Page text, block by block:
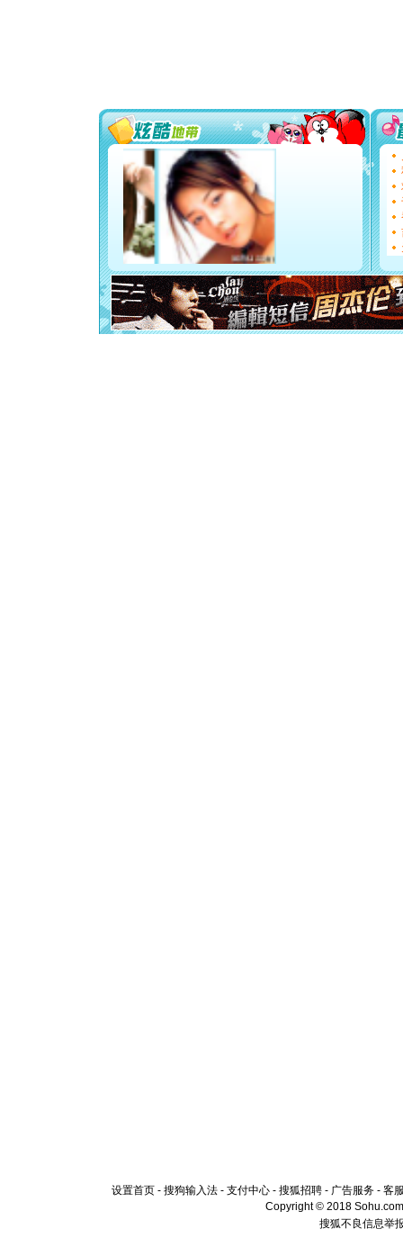
[春节]传
片叶子
送你一棵
[圣诞节]
你太多
要平安
[圣诞节]
能正大
都要快乐
[圣诞节]
如意,快
[元旦]看
断电。爱
你是我专
[元旦]如
设置首页 - 搜狗输入法 - 支付中心 - 搜狐招聘 - 广告服务 - 客
Copyright © 2018
搜狐不良信息举